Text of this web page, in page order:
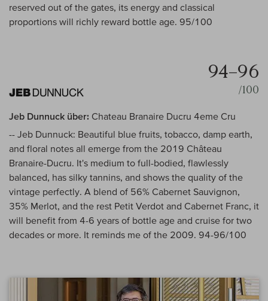
reserved out of the gates, its energy and classical
proportions will richly reward bottle age. 95/100
94–96
/100
Jeb Dunnuck über: Chateau Branaire Ducru 4eme Cru
-- Jeb Dunnuck: Beautiful blue fruits, tobacco, damp earth,
and floral notes all emerge from the 2019 Château
Branaire-Ducru. It's medium to full-bodied, flawlessly
balanced, has silky tannins, and shows the quality of the
vintage perfectly. A blend of 56% Cabernet Sauvignon,
35% Merlot, and the rest Petit Verdot and Cabernet Franc, it
will benefit from 4-6 years of bottle age and cruise for two
decades or more. It reminds me of the 2009. 94-96/100